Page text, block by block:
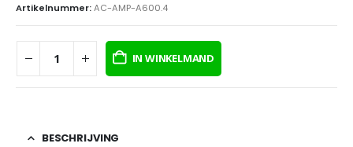
Artikelnummer:AC-AMP-A600.4
IN WINKELMAND
BESCHRIJVING